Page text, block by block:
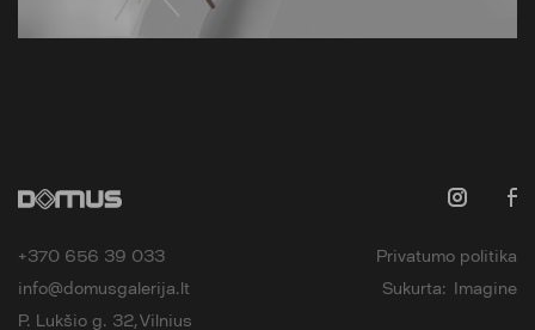
+370 656 39 033
info@domusgalerija.lt
P. Lukšio g. 32, Vilnius
Privatumo politika
Sukurta: Imagine